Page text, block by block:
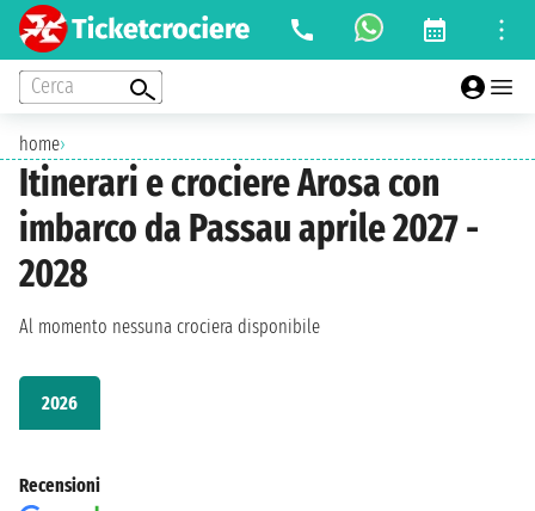
Cerca
home›
Itinerari e crociere Arosa con
imbarco da Passau aprile 2027 -
2028
2026
Al momento nessuna crociera disponibile
Recensioni